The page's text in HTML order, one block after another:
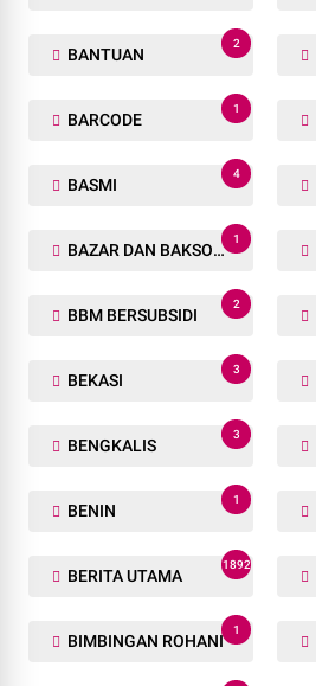
BANTUAN
2
BARCODE
1
BASMI
4
BAZAR DAN BAKSOS RAMADHAN
1
BBM BERSUBSIDI
2
BEKASI
3
BENGKALIS
3
BENIN
1
BERITA UTAMA
1892
BIMBINGAN ROHANI
1